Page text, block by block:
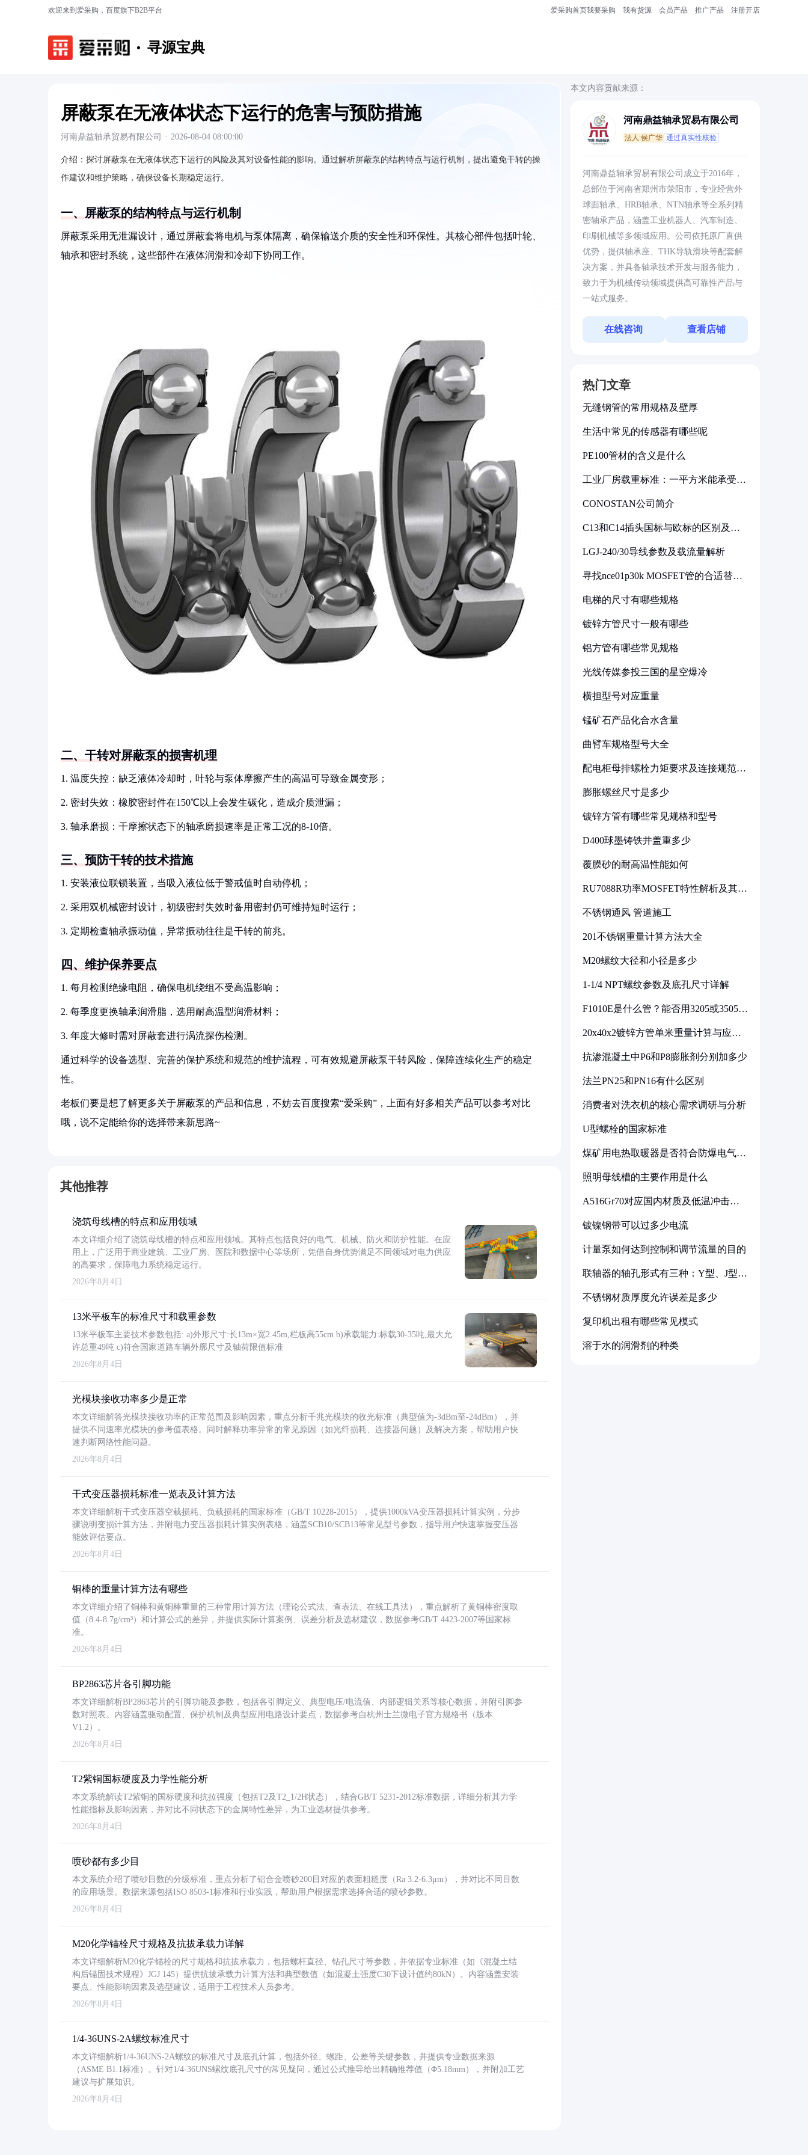
欢迎来到爱采购，百度旗下B2B平台 爱采购首页我要采购 我有货源 会员产品 推广产品 注册开店
寻源宝典
屏蔽泵在无液体状态下运行的危害与预防措施
河南鼎益轴承贸易有限公司 · 2026-08-04 08:00:00
介绍： 探讨屏蔽泵在无液体状态下运行的风险及其对设备性能的影响。通过解析屏蔽泵的结构特点与运行机制，提出避免干转的操
作建议和维护策略，确保设备长期稳定运行。
一、屏蔽泵的结构特点与运行机制
屏蔽泵采用无泄漏设计，通过屏蔽套将电机与泵体隔离，确保输送介质的安全性和环保性。其核心部件包括叶轮、
轴承和密封系统，这些部件在液体润滑和冷却下协同工作。
二、干转对屏蔽泵的损害机理
1. 温度失控：缺乏液体冷却时，叶轮与泵体摩擦产生的高温可导致金属变形；
2. 密封失效：橡胶密封件在150℃以上会发生碳化，造成介质泄漏；
3. 轴承磨损：干摩擦状态下的轴承磨损速率是正常工况的8-10倍。
三、预防干转的技术措施
1. 安装液位联锁装置，当吸入液位低于警戒值时自动停机；
2. 采用双机械密封设计，初级密封失效时备用密封仍可维持短时运行；
3. 定期检查轴承振动值，异常振动往往是干转的前兆。
四、维护保养要点
1. 每月检测绝缘电阻，确保电机绕组不受高温影响；
2. 每季度更换轴承润滑脂，选用耐高温型润滑材料；
3. 年度大修时需对屏蔽套进行涡流探伤检测。
通过科学的设备选型、完善的保护系统和规范的维护流程，可有效规避屏蔽泵干转风险，保障连续化生产的稳定
性。
老板们要是想了解更多关于屏蔽泵的产品和信息，不妨去百度搜索“爱采购”，上面有好多相关产品可以参考对比
哦，说不定能给你的选择带来新思路~
其他推荐
浇筑母线槽的特点和应用领域
本文详细介绍了浇筑母线槽的特点和应用领域。其特点包括良好的电气、机械、防火和防护性能。在应
用上，广泛用于商业建筑、工业厂房、医院和数据中心等场所，凭借自身优势满足不同领域对电力供应
的高要求，保障电力系统稳定运行。
2026年8月4日
13米平板车的标准尺寸和载重参数
13米平板车主要技术参数包括: a)外形尺寸:长13m×宽2.45m,栏板高55cm b)承载能力:标载30-35吨,最大允
许总重49吨 c)符合国家道路车辆外廓尺寸及轴荷限值标准
2026年8月4日
光模块接收功率多少是正常
本文详细解答光模块接收功率的正常范围及影响因素，重点分析千兆光模块的收光标准（典型值为-3dBm至-24dBm），并
提供不同速率光模块的参考值表格。同时解释功率异常的常见原因（如光纤损耗、连接器问题）及解决方案，帮助用户快
速判断网络性能问题。
2026年8月4日
干式变压器损耗标准一览表及计算方法
本文详细解析干式变压器空载损耗、负载损耗的国家标准（GB/T 10228-2015），提供1000kVA变压器损耗计算实例，分步
骤说明变损计算方法，并附电力变压器损耗计算实例表格，涵盖SCB10/SCB13等常见型号参数，指导用户快速掌握变压器
能效评估要点。
2026年8月4日
铜棒的重量计算方法有哪些
本文详细介绍了铜棒和黄铜棒重量的三种常用计算方法（理论公式法、查表法、在线工具法），重点解析了黄铜棒密度取
值（8.4-8.7g/cm³）和计算公式的差异，并提供实际计算案例、误差分析及选材建议，数据参考GB/T 4423-2007等国家标
准。
2026年8月4日
BP2863芯片各引脚功能
本文详细解析BP2863芯片的引脚功能及参数，包括各引脚定义、典型电压/电流值、内部逻辑关系等核心数据，并附引脚参
数对照表。内容涵盖驱动配置、保护机制及典型应用电路设计要点，数据参考自杭州士兰微电子官方规格书（版本
V1.2）。
2026年8月4日
T2紫铜国标硬度及力学性能分析
本文系统解读T2紫铜的国标硬度和抗拉强度（包括T2及T2_1/2H状态），结合GB/T 5231-2012标准数据，详细分析其力学
性能指标及影响因素，并对比不同状态下的金属特性差异，为工业选材提供参考。
2026年8月4日
喷砂都有多少目
本文系统介绍了喷砂目数的分级标准，重点分析了铝合金喷砂200目对应的表面粗糙度（Ra 3.2-6.3μm），并对比不同目数
的应用场景。数据来源包括ISO 8503-1标准和行业实践，帮助用户根据需求选择合适的喷砂参数。
2026年8月4日
M20化学锚栓尺寸规格及抗拔承载力详解
本文详细解析M20化学锚栓的尺寸规格和抗拔承载力，包括螺杆直径、钻孔尺寸等参数，并依据专业标准（如《混凝土结
构后锚固技术规程》JGJ 145）提供抗拔承载力计算方法和典型数值（如混凝土强度C30下设计值约80kN）。内容涵盖安装
要点、性能影响因素及选型建议，适用于工程技术人员参考。
2026年8月4日
1/4-36UNS-2A螺纹标准尺寸
本文详细解析1/4-36UNS-2A螺纹的标准尺寸及底孔计算，包括外径、螺距、公差等关键参数，并提供专业数据来源
（ASME B1.1标准）。针对1/4-36UNS螺纹底孔尺寸的常见疑问，通过公式推导给出精确推荐值（Φ5.18mm），并附加工艺
建议与扩展知识。
2026年8月4日
本文内容贡献来源：
河南鼎益轴承贸易有限公司
法人:侯广华 通过真实性核验
河南鼎益轴承贸易有限公司成立于2016年，
总部位于河南省郑州市荥阳市，专业经营外
球面轴承、HRB轴承、NTN轴承等全系列精
密轴承产品，涵盖工业机器人、汽车制造、
印刷机械等多领域应用。公司依托原厂直供
优势，提供轴承座、THK导轨滑块等配套解
决方案，并具备轴承技术开发与服务能力，
致力于为机械传动领域提供高可靠性产品与
一站式服务。
在线咨询 查看店铺
热门文章
无缝钢管的常用规格及壁厚
生活中常见的传感器有哪些呢
PE100管材的含义是什么
工业厂房载重标准：一平方米能承受多
CONOSTAN公司简介
C13和C14插头国标与欧标的区别及其
LGJ-240/30导线参数及载流量解析
寻找nce01p30k MOSFET管的合适替代
电梯的尺寸有哪些规格
镀锌方管尺寸一般有哪些
铝方管有哪些常见规格
光线传媒参投三国的星空爆冷
横担型号对应重量
锰矿石产品化合水含量
曲臂车规格型号大全
配电柜母排螺栓力矩要求及连接规范详
膨胀螺丝尺寸是多少
镀锌方管有哪些常见规格和型号
D400球墨铸铁井盖重多少
覆膜砂的耐高温性能如何
RU7088R功率MOSFET特性解析及其在
不锈钢通风 管道施工
201不锈钢重量计算方法大全
M20螺纹大径和小径是多少
1-1/4 NPT螺纹参数及底孔尺寸详解
F1010E是什么管？能否用3205或3505代
20x40x2镀锌方管单米重量计算与应用
抗渗混凝土中P6和P8膨胀剂分别加多少
法兰PN25和PN16有什么区别
消费者对洗衣机的核心需求调研与分析
U型螺栓的国家标准
煤矿用电热取暖器是否符合防爆电气设
照明母线槽的主要作用是什么
A516Gr70对应国内材质及低温冲击要
镀镍钢带可以过多少电流
计量泵如何达到控制和调节流量的目的
联轴器的轴孔形式有三种：Y型、J型、
不锈钢材质厚度允许误差是多少
复印机出租有哪些常见模式
溶于水的润滑剂的种类